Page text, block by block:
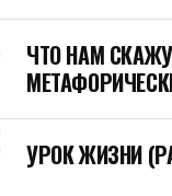
ЧТО НАМ
УРОК ЖИЗНИ